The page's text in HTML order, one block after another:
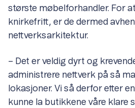
største møbelforhandler. For
knirkefritt, er de dermed
nettverksarkitektur.
– Det er veldig dyrt og
administrere nettverk på så
lokasjoner. Vi så derfor etter
kunne la butikkene våre klare